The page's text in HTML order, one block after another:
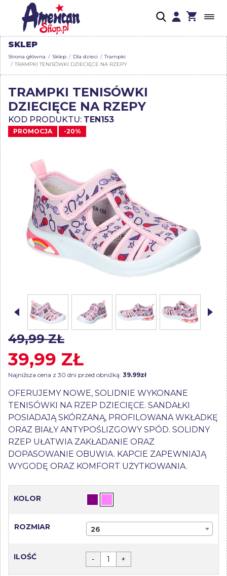
SKLEP
Strona główna Sklep Dla dzieci
Trampki
TRAMPKI TENISÓWKI DZIECIĘCE NA RZEPY
TRAMPKI TENISÓWKI
DZIECIĘCE NA RZEPY
KOD PRODUKTU: TEN153
PROMOCJA -20%
49,99 ZŁ
39,99 ZŁ
Najniższa cena z 30 dni przed obniżką: 39.99zł
OFERUJEMY NOWE, SOLIDNIE WYKONANE
TENISÓWKI NA RZEP DZIECIĘCE. SANDAŁKI
POSIADAJĄ SKÓRZANĄ, PROFILOWANA WKŁADKĘ
ORAZ BIAŁY ANTYPOŚLIZGOWY SPÓD. SOLIDNY
RZEP UŁATWIA ZAKŁADANIE ORAZ
DOPASOWANIE OBUWIA. KAPCIE ZAPEWNIAJĄ
WYGODĘ ORAZ KOMFORT UŻYTKOWANIA.
KOLOR
ROZMIAR 26
ILOŚĆ - +